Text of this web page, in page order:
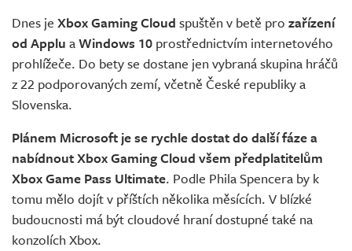
Živě
Dnes je Xbox Gaming Cloud spuštěn v betě pro zařízení
od Applu aWindows 10 prostřednictvím internetového
prohlížeče. Do bety se dostane jen vybraná skupina hráčů
z 22 podporovaných zemí, včetně České republiky a
Slovenska.
Plánem Microsoft je se rychle dostat do další fáze a
nabídnout Xbox Gaming Cloud všem předplatitelům
Xbox Game Pass Ultimate. Podle Phila Spencera by k
tomu mělo dojít v příštích několika měsících. V blízké
budoucnosti má být cloudové hraní dostupné také na
konzolích Xbox.